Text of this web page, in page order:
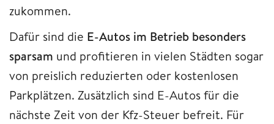
zukommen.
Dafür sind die E-Autos im Betrieb besonders
sparsam und profitieren in vielen Städten sogar
von preislich reduzierten oder kostenlosen
Parkplätzen. Zusätzlich sind E-Autos für die
nächste Zeit von der Kfz-Steuer befreit. Für